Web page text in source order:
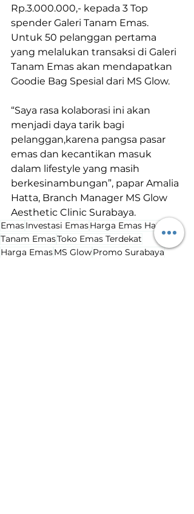
Rp.3.000.000,- kepada 3 Top
spender Galeri Tanam Emas.
Untuk 50 pelanggan pertama
yang melalukan transaksi di Galeri
Tanam Emas akan mendapatkan
Goodie Bag Spesial dari MS Glow.
“Saya rasa kolaborasi ini akan
menjadi daya tarik bagi
pelanggan,karena pangsa pasar
emas dan kecantikan masuk
dalam lifestyle yang masih
berkesinambungan”, papar Amalia
Hatta, Branch Manager MS Glow
Aesthetic Clinic Surabaya.
EmasInvestasi EmasHarga Emas Hari Ini
Tanam EmasToko Emas Terdekat
Harga EmasMS GlowPromo Surabaya